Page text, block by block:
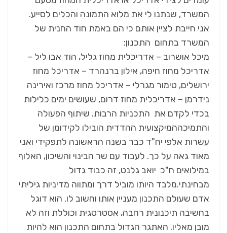
המשרד, שנתנו לי את מלוא התמונה והכלים לסייע.
אני חייבת לציין אותם כי הם באמת חוד החנית של
המשרד בתחום התכנון:
מיכל אושרוב – אדריכלית מחוז גליל, הוד אבו ליל –
אדריכל מחוז חיפה, אילון ברנהרד – אדריכל מחוז
ירושלים, טימור מגרלי – אדריכל מחוז מרכז ואירינה
נידרמן – אדריכלית מחוז דרום, שעושים ימים כלילות
בכדי לקדם את התכניות הרבות. שיתוף הפעולה
והתמיכההמיקצועית ההדדית הובילו לקידומן של
עשרות אלפי יח"ד כבר בשנה הראשונה לתפקידי ואני
מאוד גאה על כך. לעבוד עם שר הבינוי והשיכון, האלוף
במילואים ח"כ יואב גלנט, זה כבוד גדול
מבחינתי.מלבד היותו מוביל דרך ומתווה מדיניות גיליתי
אדם שעולם התכנון מעניין אותו וחשוב לו. הוא דוגל
בחשיבה תיכנונית רחבה, אסטרטגית וכוללת וזה לא
מובן מאליו. האתגר הגדול בתחום התכנון הוא להיות